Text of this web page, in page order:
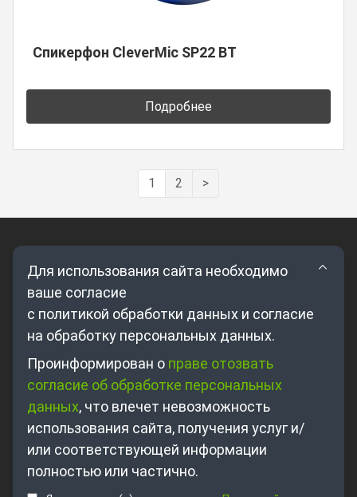
Спикерфон CleverMic SP22 BT
Подробнее
1 2 >
Для использования сайта необходимо
ваше согласие
с политикой обработки данных и согласие
на обработку персональных данных.
Проинформирован о праве отозвать
согласие об обработке персональных
данных, что влечет невозможность
использования сайта, получения услуг и/
или соответствующей информации
полностью или частично.
Где купить?
Партнерам
О компании
Контакты
+7 495 698-63-89